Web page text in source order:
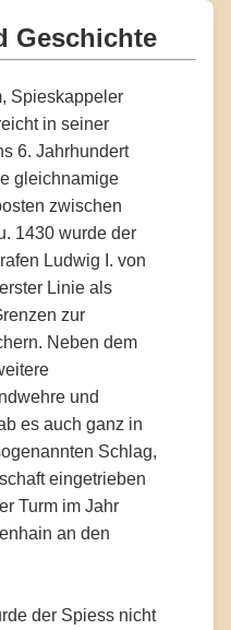
Geschichte
Spieskappeler
in seiner
6. Jahrhundert
gleichnamige
zwischen
1430 wurde der
Ludwig I. von
Linie als
zur
Neben dem
und
es auch ganz in
Schlag,
eingetrieben
Turm im Jahr
an den
der Spiess nicht